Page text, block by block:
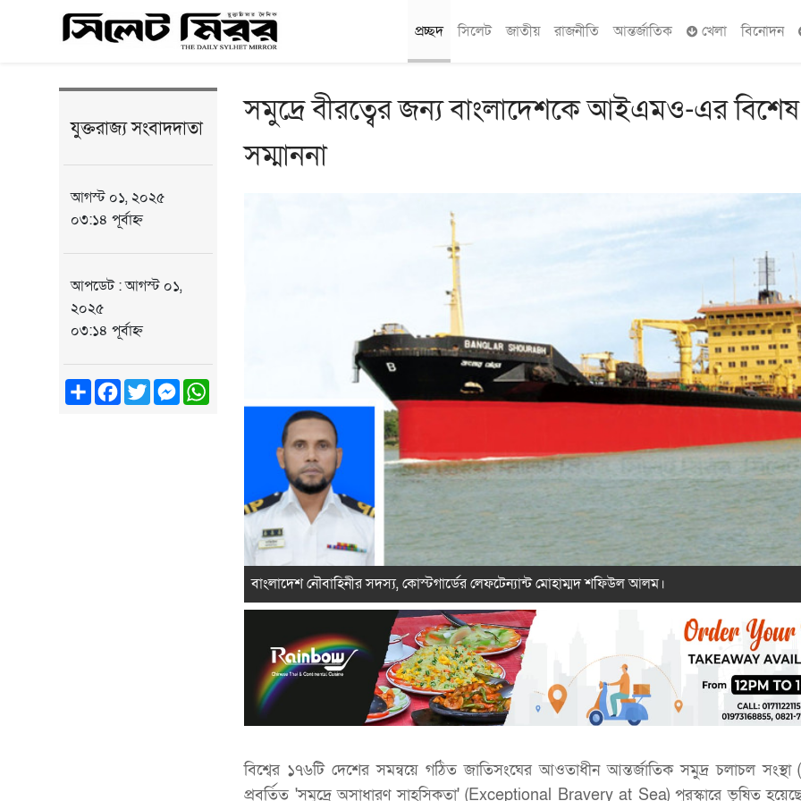
প্রচ্ছদ সিলেট জাতীয় রাজনীতি আন্তর্জাতিক খেলা বিনোদন
যুক্তরাজ্য সংবাদদাতা
আগস্ট ০১, ২০২৫
০৩:১৪ পূর্বাহ্ন
আপডেট : আগস্ট ০১,
২০২৫
০৩:১৪ পূর্বাহ্ন
ShareFacebook
TwitterMessenger
সমুদ্রে বীরত্বের জন্য বাংলাদেশকে আইএমও-এর বিশেষ
সম্মাননা
বাংলাদেশ নৌবাহিনীর সদস্য, কোস্টগার্ডের লেফটেন্যান্ট মোহাম্মদ শফিউল আলম।
বিশ্বের ১৭৬টি দেশের সমন্বয়ে গঠিত জাতিসংঘের আওতাধীন আন্তর্জাতিক সমুদ্র চলাচল
প্রবর্তিত 'সমুদ্রে অসাধারণ সাহসিকতা' (Exceptional Bravery at Sea) পুরস্কারে ভূষিত